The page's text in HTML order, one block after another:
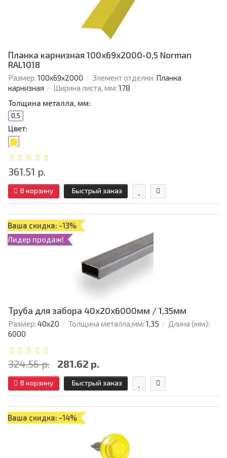
Планка карнизная 100х69х2000-0,5 Norman
RAL1018
Размер: 100х69х2000 Элемент отделки: Планка
карнизная
Ширина листа, мм: 178
Толщина металла, мм:
0.5
Цвет:
361.51 р.
В корзину Быстрый заказ
Ваша скидка: -13%
Лидер продаж!
Труба для забора 40х20x6000мм / 1,35мм
Размер: 40х20 Толщина металла,мм: 1,35
Длина (мм):
6000
324.56 р. 281.62 р.
В корзину Быстрый заказ
Ваша скидка: -14%